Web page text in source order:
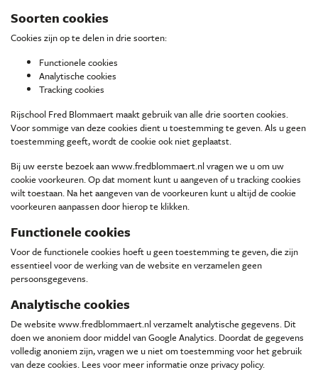
Soorten cookies
Cookies zijn op te delen in drie soorten:
Functionele cookies
Analytische cookies
Tracking cookies
Rijschool Fred Blommaert maakt gebruik van alle drie soorten cookies.
Voor sommige van deze cookies dient u toestemming te geven. Als u geen
toestemming geeft, wordt de cookie ook niet geplaatst.
Bij uw eerste bezoek aan www.fredblommaert.nl vragen we u om uw
cookie voorkeuren. Op dat moment kunt u aangeven of u tracking cookies
wilt toestaan. Na het aangeven van de voorkeuren kunt u altijd de cookie
voorkeuren aanpassen door hierop te klikken.
Functionele cookies
Voor de functionele cookies hoeft u geen toestemming te geven, die zijn
essentieel voor de werking van de website en verzamelen geen
persoonsgegevens.
Analytische cookies
De website www.fredblommaert.nl verzamelt analytische gegevens. Dit
doen we anoniem door middel van Google Analytics. Doordat de gegevens
volledig anoniem zijn, vragen we u niet om toestemming voor het gebruik
van deze cookies. Lees voor meer informatie onze privacy policy.